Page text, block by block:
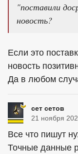
"поставили
новость?
Если это
новость
Да в любом
сет сетов
21 ноября
Все что пишут
Точные данные